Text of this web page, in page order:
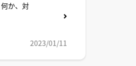
か、対
2023/01/11